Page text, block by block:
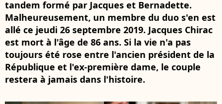
tandem formé par Jacques et Bernadette.
Malheureusement, un membre du duo s'en est
allé ce jeudi 26 septembre 2019. Jacques Chirac
est mort à l'âge de 86 ans. Si la vie n'a pas
toujours été rose entre l'ancien président de la
République et l'ex-première dame, le couple
restera à jamais dans l'histoire.